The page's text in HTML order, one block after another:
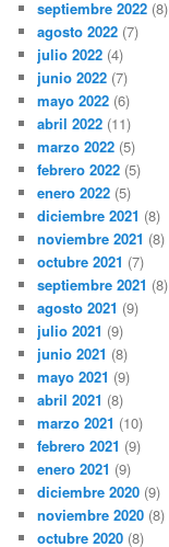
septiembre 2022 (8)
agosto 2022 (7)
julio 2022 (4)
junio 2022 (7)
mayo 2022 (6)
abril 2022 (11)
marzo 2022 (5)
febrero 2022 (5)
enero 2022 (5)
diciembre 2021 (8)
noviembre 2021 (8)
octubre 2021 (7)
septiembre 2021 (8)
agosto 2021 (9)
julio 2021 (9)
junio 2021 (8)
mayo 2021 (9)
abril 2021 (8)
marzo 2021 (10)
febrero 2021 (9)
enero 2021 (9)
diciembre 2020 (9)
noviembre 2020 (8)
octubre 2020 (8)